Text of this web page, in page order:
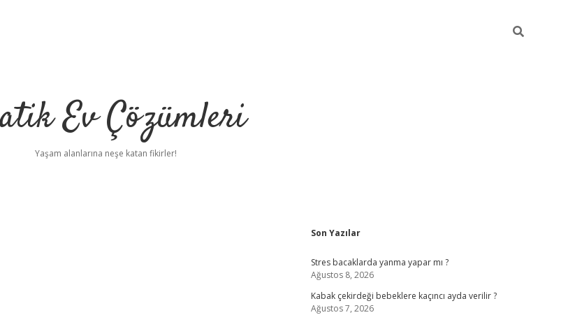
Ev Çözümleri
Yaşam alanlarına neşe katan fikirler!
Sidebar
Son Yazılar
Stres bacaklarda yanma yapar mı ?
Ağustos 8, 2026
Kabak çekirdeği bebeklere kaçıncı ayda verilir ?
Ağustos 7, 2026